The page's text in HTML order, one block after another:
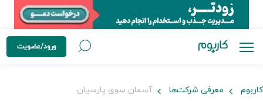
ورود/عضویت
کاربوم معرفی شرکت‌ها آسمان سوی پارسیان